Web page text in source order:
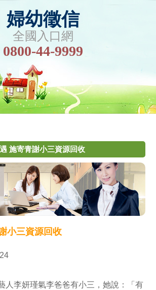
婦幼徵信
全國入口網
0800-44-9999
施寄青謝小三資源回收
小三資源回收
人李妍瑾氣李爸爸有小三，她說：「有